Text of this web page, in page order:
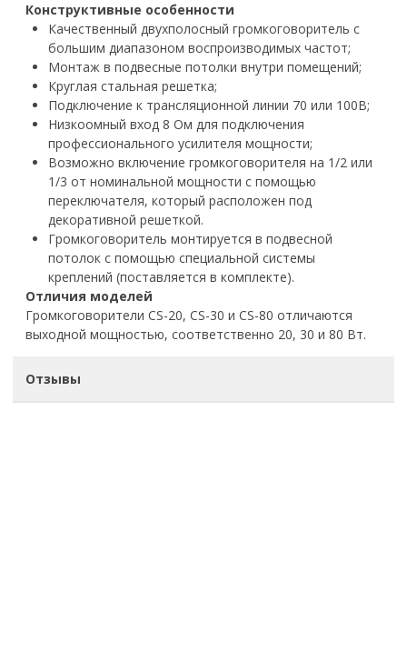
Конструктивные особенности
Качественный двухполосный громкоговоритель с
большим диапазоном воспроизводимых частот;
Монтаж в подвесные потолки внутри помещений;
Круглая стальная решетка;
Подключение к трансляционной линии 70 или 100В;
Низкоомный вход 8 Ом для подключения
профессионального усилителя мощности;
Возможно включение громкоговорителя на 1/2 или
1/3 от номинальной мощности с помощью
переключателя, который расположен под
декоративной решеткой.
Громкоговоритель монтируется в подвесной
потолок с помощью специальной системы
креплений (поставляется в комплекте).
Отличия моделей
Громкоговорители CS-20, CS-30 и CS-80 отличаются
выходной мощностью, соответственно 20, 30 и 80 Вт.
Отзывы